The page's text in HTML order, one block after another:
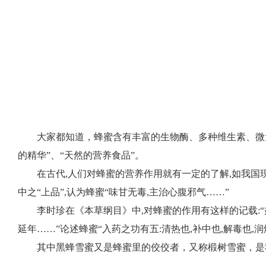
大家都知道，蜂蜜含有丰富的生物酶、多种维生素、
的精华”、“天然的营养食品”。
在古代,人们对蜂蜜的营养作用就有一定的了解,如我
中之“上品”,认为蜂蜜“味甘无毒,主治心腹邪气……”
李时珍在《本草纲目》中,对蜂蜜的作用有这样的记载
延年……”论述蜂蜜“入药之功有五:清热也,补中也,解毒也,润
其中黑蜂雪蜜又是蜂蜜里的佼佼者，又称椴树雪蜜，